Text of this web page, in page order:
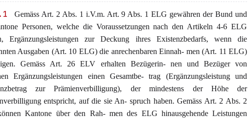
Gemäss Art. 2 Abs. 1 i.V.m. Art. 9 Abs. 1 ELG gewähren der Bund und
Personen, welche die Voraussetzungen nach den Artikeln 4-6 ELG
Ergänzungsleistungen zur Deckung ihres Existenzbedarfs, wenn die
Ausgaben (Art. 10 ELG) die anrechenbaren Einnah- men (Art. 11 ELG)
Gemäss Art. 26 ELV erhalten Bezügerin- nen und Bezüger von
Ergänzungsleistungen einen Gesamtbe- trag (Ergänzungsleistung und
zur Prämienverbilligung), der mindestens der Höhe der
entspricht, auf die sie An- spruch haben. Gemäss Art. 2 Abs. 2
Kantone über den Rah- men des ELG hinausgehende Leistungen